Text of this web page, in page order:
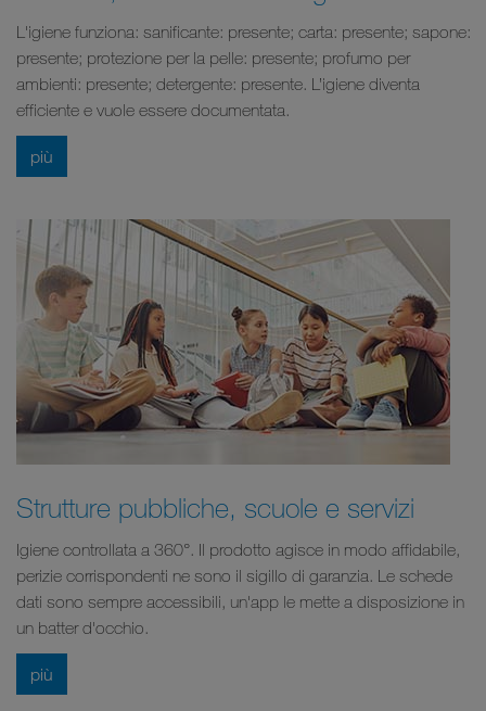
L'igiene funziona: sanificante: presente; carta: presente; sapone:
presente; protezione per la pelle: presente; profumo per
ambienti: presente; detergente: presente. L’igiene diventa
efficiente e vuole essere documentata.
più
Strutture pubbliche, scuole e servizi
Igiene controllata a 360°. Il prodotto agisce in modo affidabile,
perizie corrispondenti ne sono il sigillo di garanzia. Le schede
dati sono sempre accessibili, un'app le mette a disposizione in
un batter d'occhio.
più